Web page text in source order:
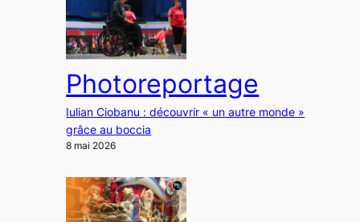
Photoreportage
Iulian Ciobanu : découvrir « un autre monde »
grâce au boccia
8 mai 2026